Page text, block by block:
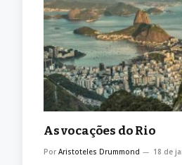
As vocações do Rio
Por Aristoteles Drummond 18 de